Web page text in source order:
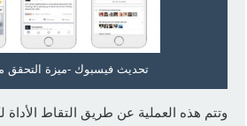
تحديث فيسبوك -ميزة التحقق
وتتم هذه العملية عن طريق التقاط